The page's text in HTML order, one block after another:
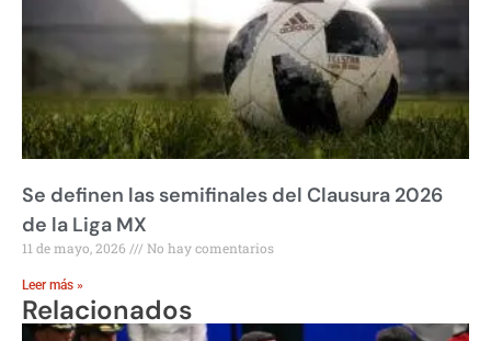
Se definen las semifinales del Clausura 2026
de la Liga MX
11 de mayo, 2026 No hay comentarios
Leer más »
Relacionados